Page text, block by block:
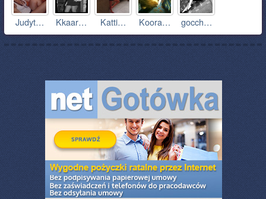
Judyt… Kkaar… Katti… Koora… gocch…